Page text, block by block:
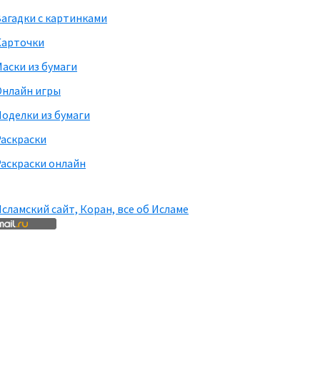
с картинками
из бумаги
игры
из бумаги
онлайн
сайт, Коран, все об Исламе